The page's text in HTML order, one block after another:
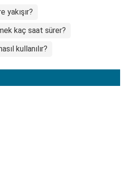
yakışır?
kaç saat sürer?
kullanılır?